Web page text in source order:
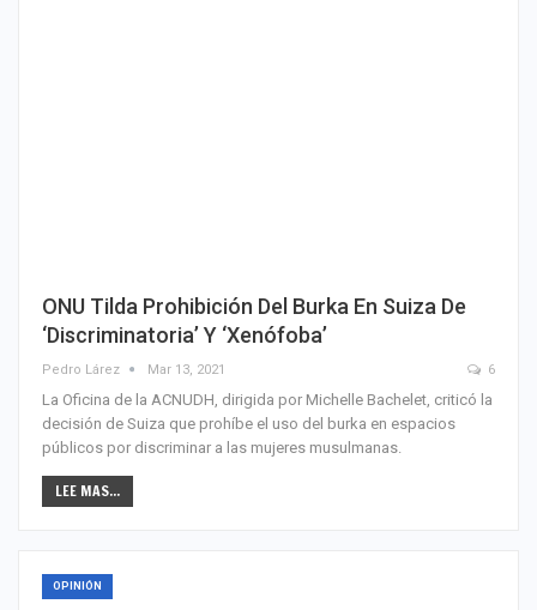
ONU Tilda Prohibición Del Burka En Suiza De
‘discriminatoria’ Y ‘xenófoba’
Pedro Lárez Mar 13, 2021 6
La Oficina de la ACNUDH, dirigida por Michelle Bachelet, criticó la
decisión de Suiza que prohíbe el uso del burka en espacios
públicos por discriminar a las mujeres musulmanas.
LEE MAS...
OPINIÓN